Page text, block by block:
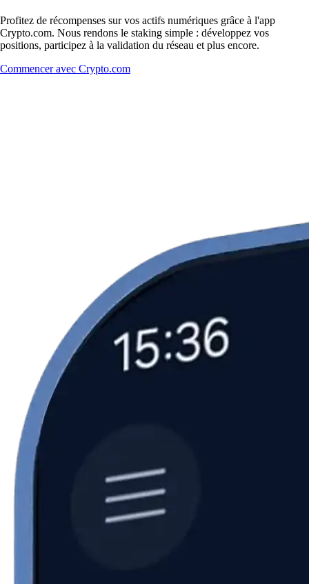
Profitez de récompenses sur vos actifs numériques grâce à l'app
Crypto.com. Nous rendons le staking simple : développez vos
positions, participez à la validation du réseau et plus encore.
Commencer avec Crypto.com